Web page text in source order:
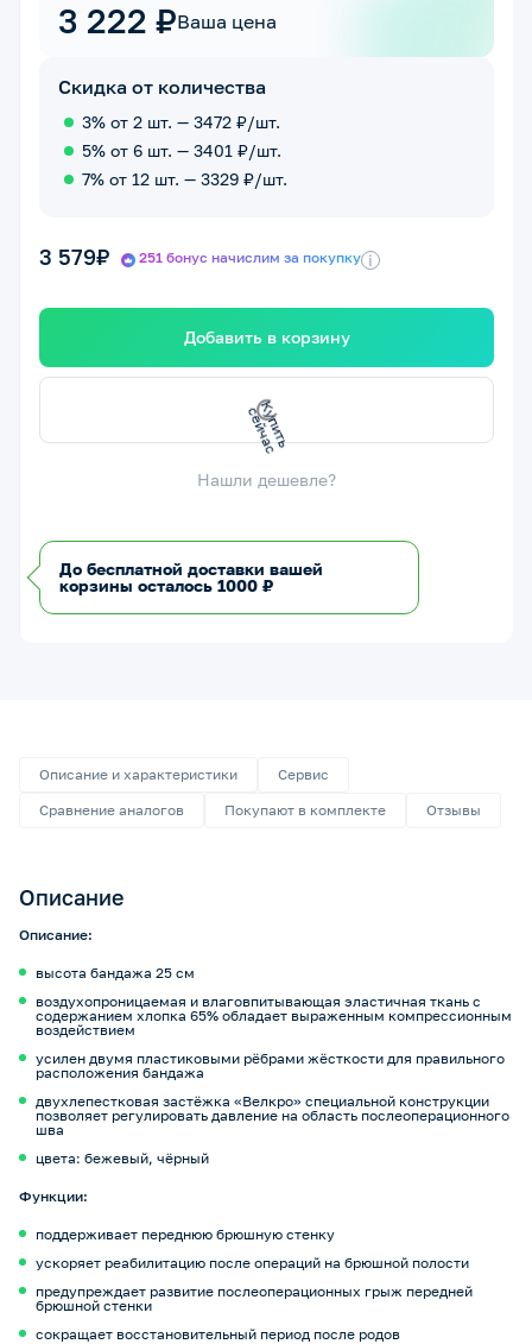
3 222 ₽Ваша цена
Скидка от количества
3% от 2 шт. — 3472 ₽/шт.
5% от 6 шт. — 3401 ₽/шт.
7% от 12 шт. — 3329 ₽/шт.
3 579₽ 251 бонус начислим за покупку i
Добавить в корзину
К
у
пи
т
ь
с
е
й
ч
ас
Нашли дешевле?
До бесплатной доставки вашей
корзины осталось 1000 ₽
Описание и характеристики
Сервис
Сравнение аналогов
Покупают в комплекте Отзывы
Описание
Описание:
высота бандажа 25 см
воздухопроницаемая и влаговпитывающая эластичная ткань с
содержанием хлопка 65% обладает выраженным компрессионным
воздействием
усилен двумя пластиковыми рёбрами жёсткости для правильного
расположения бандажа
двухлепестковая застёжка «Велкро» специальной конструкции
позволяет регулировать давление на область послеоперационного
шва
цвета: бежевый, чёрный
Функции:
поддерживает переднюю брюшную стенку
ускоряет реабилитацию после операций на брюшной полости
предупреждает развитие послеоперационных грыж передней
брюшной стенки
сокращает восстановительный период после родов